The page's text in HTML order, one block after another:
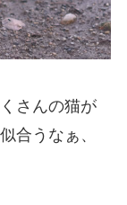
さんの猫が
合うなぁ、